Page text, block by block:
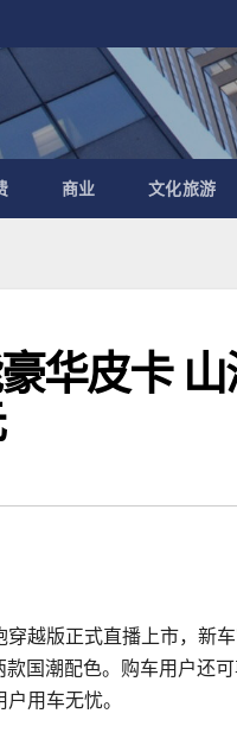
商业 文化旅游
华皮卡
穿越版正式直播上市，新
款国潮配色。购车用户还
用车无忧。